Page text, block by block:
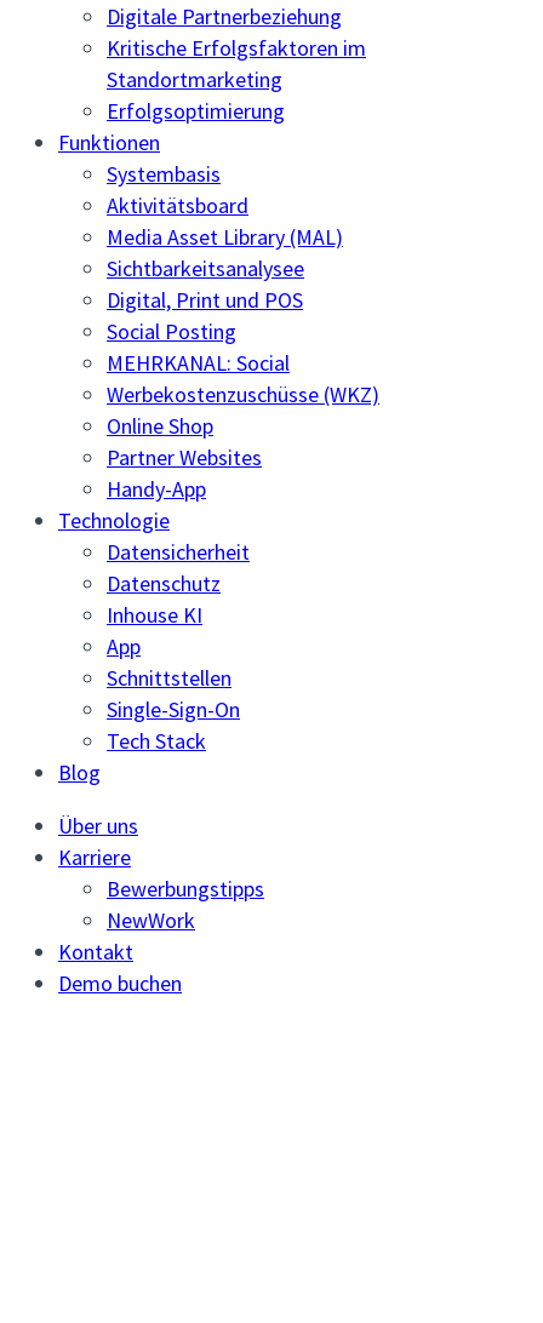
Digitale Partnerbeziehung
Kritische Erfolgsfaktoren im
Standortmarketing
Erfolgsoptimierung
Funktionen
Systembasis
Aktivitätsboard
Media Asset Library (MAL)
Sichtbarkeitsanalysee
Digital, Print und POS
Social Posting
MEHRKANAL: Social
Werbekostenzuschüsse (WKZ)
Online Shop
Partner Websites
Handy-App
Technologie
Datensicherheit
Datenschutz
Inhouse KI
App
Schnittstellen
Single-Sign-On
Tech Stack
Blog
Über uns
Karriere
Bewerbungstipps
NewWork
Kontakt
Demo buchen